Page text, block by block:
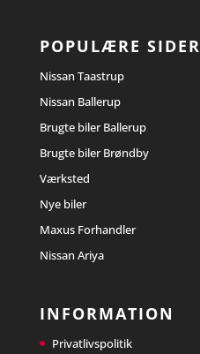
POPULÆRE SIDER
Nissan Taastrup
Nissan Ballerup
Brugte biler Ballerup
Brugte biler Brøndby
Værksted
Nye biler
Maxus Forhandler
Nissan Ariya
INFORMATION
Privatlivspolitik